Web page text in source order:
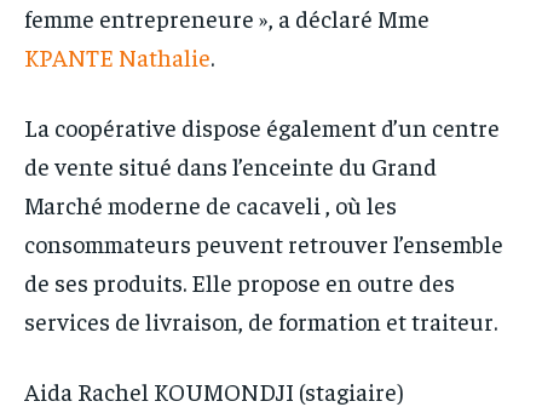
femme entrepreneure », a déclaré Mme
KPANTE Nathalie.
La coopérative dispose également d’un centre
de vente situé dans l’enceinte du Grand
Marché moderne de cacaveli , où les
consommateurs peuvent retrouver l’ensemble
de ses produits. Elle propose en outre des
services de livraison, de formation et traiteur.
Aida Rachel KOUMONDJI (stagiaire)